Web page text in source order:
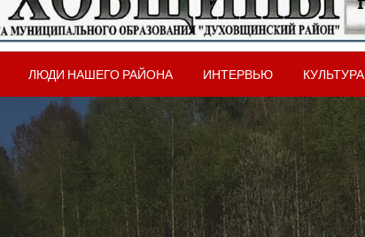
Духовщины
района Смоленской области
ЛЮДИ НАШЕГО РАЙОНА ИНТЕРВЬЮ КУЛЬТУРА